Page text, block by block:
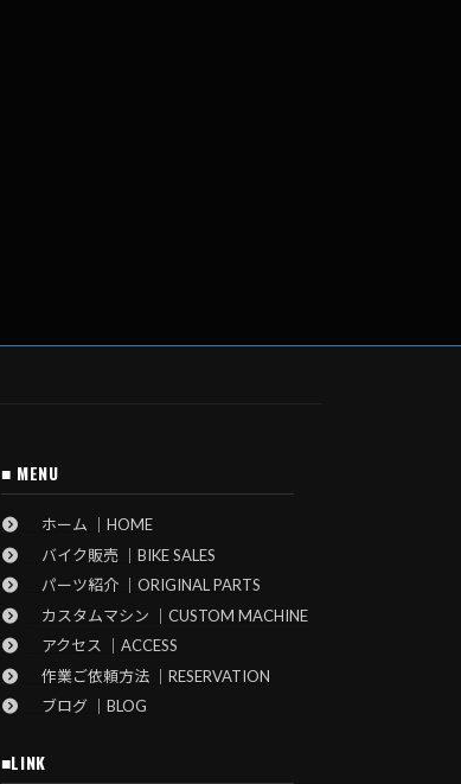
■ MENU
ホーム ｜HOME
バイク販売 ｜BIKE SALES
パーツ紹介 ｜ORIGINAL PARTS
カスタムマシン ｜CUSTOM MACHINE
アクセス ｜ACCESS
作業ご依頼方法 ｜RESERVATION
ブログ ｜BLOG
■LINK